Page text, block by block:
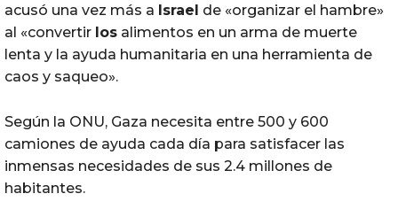
acusó una vez más a Israel de «organizar el hambre»
al «convertir los alimentos en un arma de muerte
lenta y la ayuda humanitaria en una herramienta de
caos y saqueo».
Según la ONU, Gaza necesita entre 500 y 600
camiones de ayuda cada día para satisfacer las
inmensas necesidades de sus 2.4 millones de
habitantes.